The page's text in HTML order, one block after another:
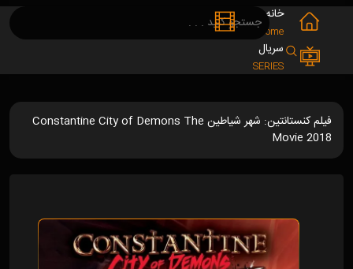
خانه
Home
سریال
SERIES
فیلم کنستانتین: شهر شیاطین Constantine City of Demons The
Movie 2018